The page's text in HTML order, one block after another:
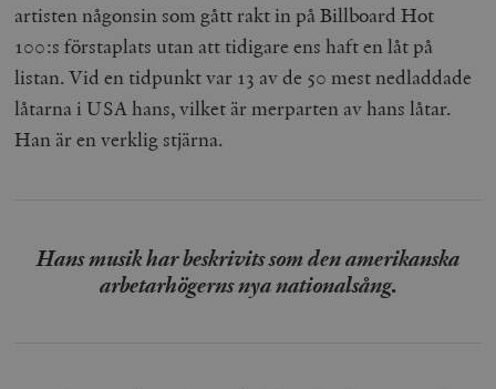
artisten någonsin som gått rakt in på Billboard Hot
100:s förstaplats utan att tidigare ens haft en låt på
listan. Vid en tidpunkt var 13 av de 50 mest nedladdade
låtarna i USA hans, vilket är merparten av hans låtar.
Han är en verklig stjärna.
Hans musik har beskrivits som den amerikanska
arbetarhögerns nya nationalsång.